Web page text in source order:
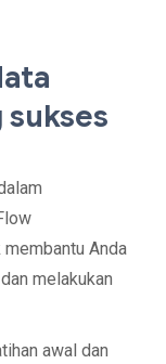
sukses
Anda
melakukan
awal dan